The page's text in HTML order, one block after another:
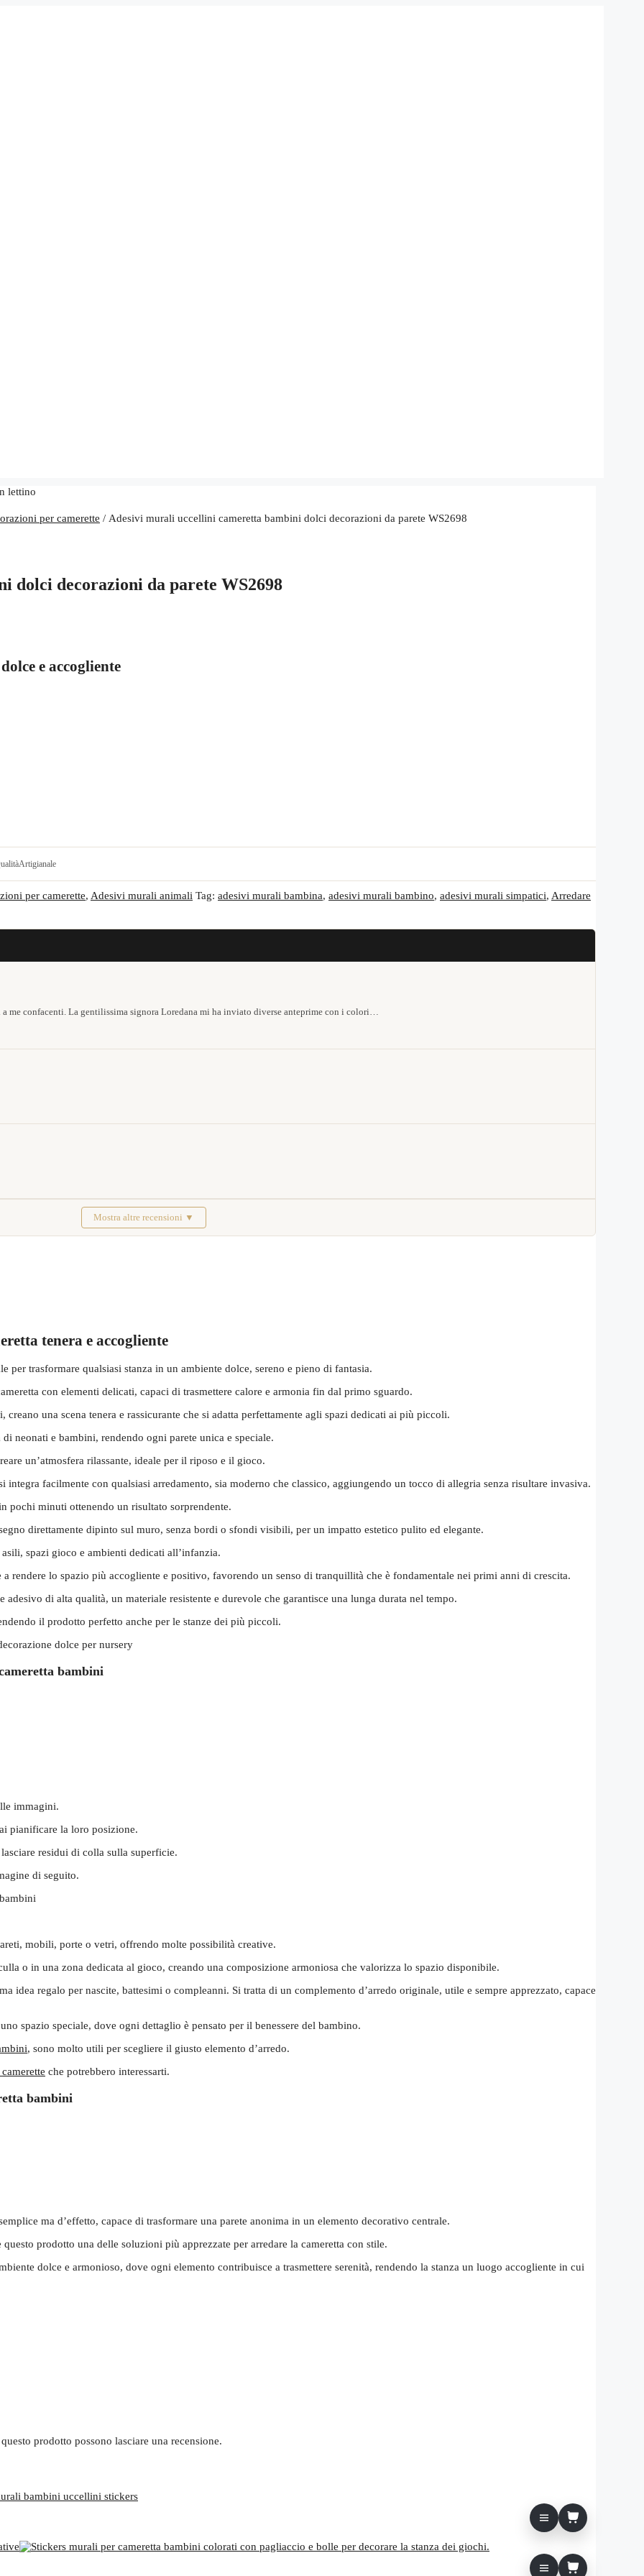
per camerette / Adesivi murali uccellini cameretta bambini dolci decorazioni da parete WS2698
dolci decorazioni da parete WS2698
e accogliente
Artigianale
per camerette, Adesivi murali animali Tag: adesivi murali bambina, adesivi murali bambino, adesivi murali simpatici, Arredare
me confacenti. La gentilissima signora Loredana mi ha inviato diverse anteprime con i colori…
Mostra altre recensioni ▼
tenera e accogliente
trasformare qualsiasi stanza in un ambiente dolce, sereno e pieno di fantasia.
con elementi delicati, capaci di trasmettere calore e armonia fin dal primo sguardo.
una scena tenera e rassicurante che si adatta perfettamente agli spazi dedicati ai più piccoli.
neonati e bambini, rendendo ogni parete unica e speciale.
un’atmosfera rilassante, ideale per il riposo e il gioco.
facilmente con qualsiasi arredamento, sia moderno che classico, aggiungendo un tocco di allegria senza risultare invasiva.
pochi minuti ottenendo un risultato sorprendente.
direttamente dipinto sul muro, senza bordi o sfondi visibili, per un impatto estetico pulito ed elegante.
spazi gioco e ambienti dedicati all’infanzia.
rendere lo spazio più accogliente e positivo, favorendo un senso di tranquillità che è fondamentale nei primi anni di crescita.
di alta qualità, un materiale resistente e durevole che garantisce una lunga durata nel tempo.
il prodotto perfetto anche per le stanze dei più piccoli.
bambini
immagini.
pianificare la loro posizione.
residui di colla sulla superficie.
di seguito.
mobili, porte o vetri, offrendo molte possibilità creative.
o in una zona dedicata al gioco, creando una composizione armoniosa che valorizza lo spazio disponibile.
idea regalo per nascite, battesimi o compleanni. Si tratta di un complemento d’arredo originale, utile e sempre apprezzato, capace
spazio speciale, dove ogni dettaglio è pensato per il benessere del bambino.
, sono molto utili per scegliere il giusto elemento d’arredo.
che potrebbero interessarti.
bambini
ma d’effetto, capace di trasformare una parete anonima in un elemento decorativo centrale.
prodotto una delle soluzioni più apprezzate per arredare la cameretta con stile.
dolce e armonioso, dove ogni elemento contribuisce a trasmettere serenità, rendendo la stanza un luogo accogliente in cui
prodotto possono lasciare una recensione.